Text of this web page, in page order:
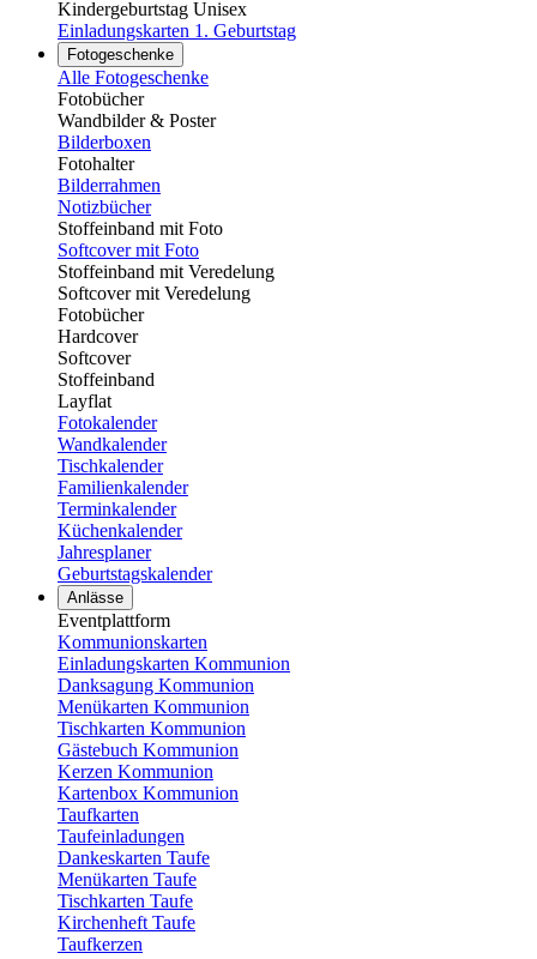
Kindergeburtstag Unisex
Einladungskarten 1. Geburtstag
Fotogeschenke
Alle Fotogeschenke
Fotobücher
Wandbilder & Poster
Bilderboxen
Fotohalter
Bilderrahmen
Notizbücher
Stoffeinband mit Foto
Softcover mit Foto
Stoffeinband mit Veredelung
Softcover mit Veredelung
Fotobücher
Hardcover
Softcover
Stoffeinband
Layflat
Fotokalender
Wandkalender
Tischkalender
Familienkalender
Terminkalender
Küchenkalender
Jahresplaner
Geburtstagskalender
Anlässe
Eventplattform
Kommunionskarten
Einladungskarten Kommunion
Danksagung Kommunion
Menükarten Kommunion
Tischkarten Kommunion
Gästebuch Kommunion
Kerzen Kommunion
Kartenbox Kommunion
Taufkarten
Taufeinladungen
Dankeskarten Taufe
Menükarten Taufe
Tischkarten Taufe
Kirchenheft Taufe
Taufkerzen